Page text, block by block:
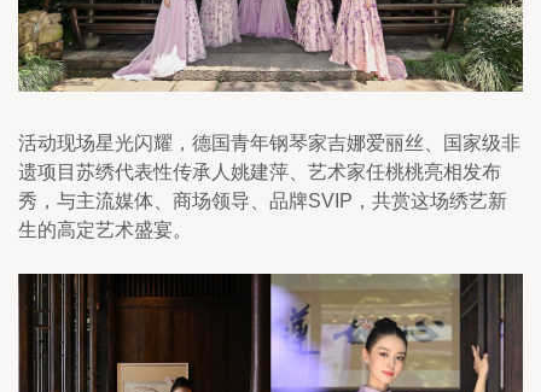
活动现场星光闪耀，德国青年钢琴家吉娜爱丽丝、国家级非
遗项目苏绣代表性传承人姚建萍、艺术家任桃桃亮相发布
秀，与主流媒体、商场领导、品牌SVIP，共赏这场绣艺新
生的高定艺术盛宴。